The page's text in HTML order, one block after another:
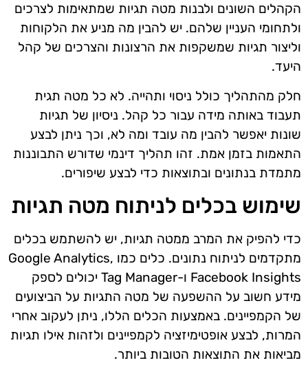
הקהלים השונים ולבנות מטה תגיות שמתאימות לצרכים
ולתחומי העניין שלהם. יש להבין מה מניע את הלקוחות
וליצור תגיות שמשקפות את הרצונות והצרכים של קהל
היעד.
חלק מהתהליך כולל ניסוי ותהייה. לא כל מטה תגית
תעבוד באותה מידה עבור כל קהל. ניסיון של תגיות
שונות יאפשר להבין מה עובד ומה לא, וכך ניתן לבצע
התאמות בזמן אמת. זהו תהליך דינמי שדורש התבוננות
מתמדת בנתונים ובתוצאות כדי לבצע שיפורים.
שימוש בכלים לניתוח מטה תגיות
כדי להפיק את המרב ממטה תגיות, יש להשתמש בכלים
מתקדמים לניתוח נתונים. כלים כמו Google Analytics,
Facebook Insights ו-Tag Manager יכולים לספק
מידע חשוב על ההשפעה של מטה התגיות על הביצועים
של הקמפיינים. באמצעות הכלים הללו, ניתן לעקוב אחרי
המרות, לבצע אופטימיזציה לקמפיינים ולזהות אילו תגיות
מביאות את התוצאות הטובות ביותר.